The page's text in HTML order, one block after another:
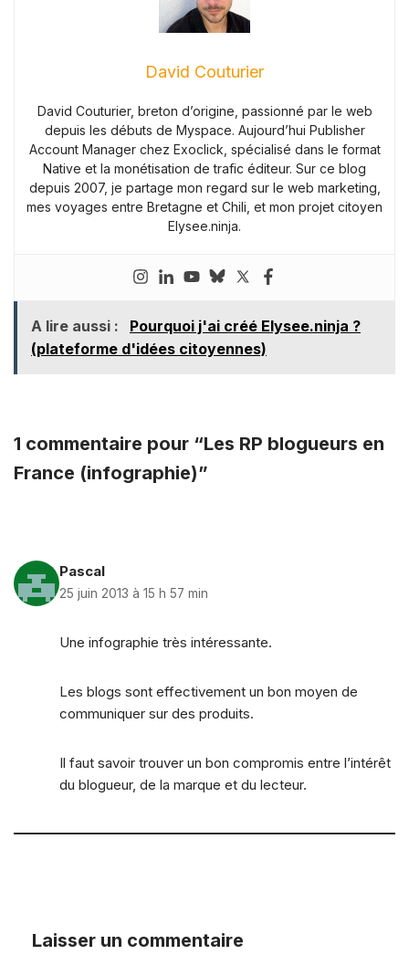
David Couturier
David Couturier, breton d’origine, passionné par le web
depuis les débuts de Myspace. Aujourd’hui Publisher
Account Manager chez Exoclick, spécialisé dans le format
Native et la monétisation de trafic éditeur. Sur ce blog
depuis 2007, je partage mon regard sur le web marketing,
mes voyages entre Bretagne et Chili, et mon projet citoyen
Elysee.ninja.
A lire aussi :
Pourquoi j'ai créé Elysee.ninja ?
(plateforme d'idées citoyennes)
1 commentaire pour “Les RP blogueurs en
France (infographie)”
Pascal
25 juin 2013 à 15 h 57 min
Une infographie très intéressante.
Les blogs sont effectivement un bon moyen de
communiquer sur des produits.
Il faut savoir trouver un bon compromis entre l’intérêt
du blogueur, de la marque et du lecteur.
Laisser un commentaire